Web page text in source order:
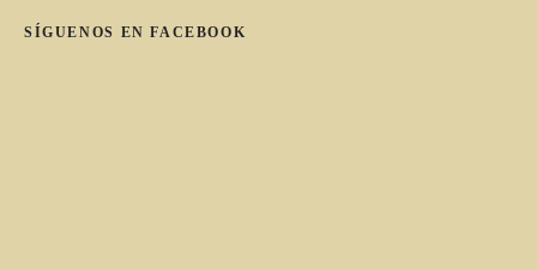
p
SÍGUENOS EN FACEBOOK